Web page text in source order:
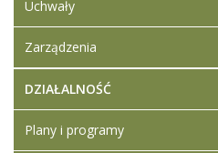
Uchwały
Zarządzenia
DZIAŁALNOŚĆ
Plany i programy